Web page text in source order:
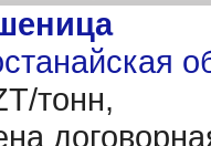
тонн,